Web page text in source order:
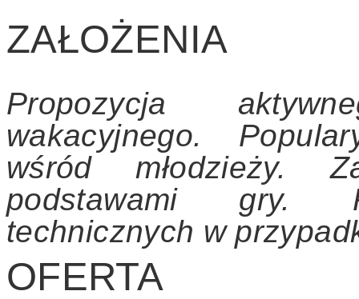
ZAŁOŻENIA
Propozycja
wakacyjnego. P
wśród młodzieży.
podstawami gry.
technicznych w
OFERTA